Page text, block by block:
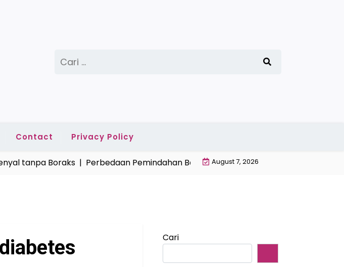
untuk:
Contact Privacy Policy
tanpa Boraks |Perbedaan Pemindahan Barang Manual dan Conveyor Otomatis |
August 7, 2026
Cari